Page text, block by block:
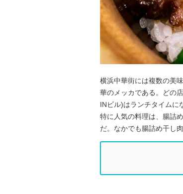
横浜中華街には複数の美
華のメッカである。どの
INビル)はランチタイムに
特に人気の料理は、腸詰
だ。なかでも腸詰め干し